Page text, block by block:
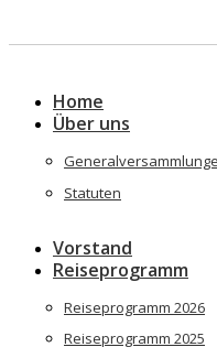
contentHome
Über uns
Statuten
Vorstand
Reiseprogramm
Reiseprogramm 2026
Reiseprogramm 2025